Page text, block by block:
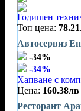
Годишен
Топ цена:
Автосервиз
-34%
-34%
Хапване с
Цена: 160.38лв
Ресторант